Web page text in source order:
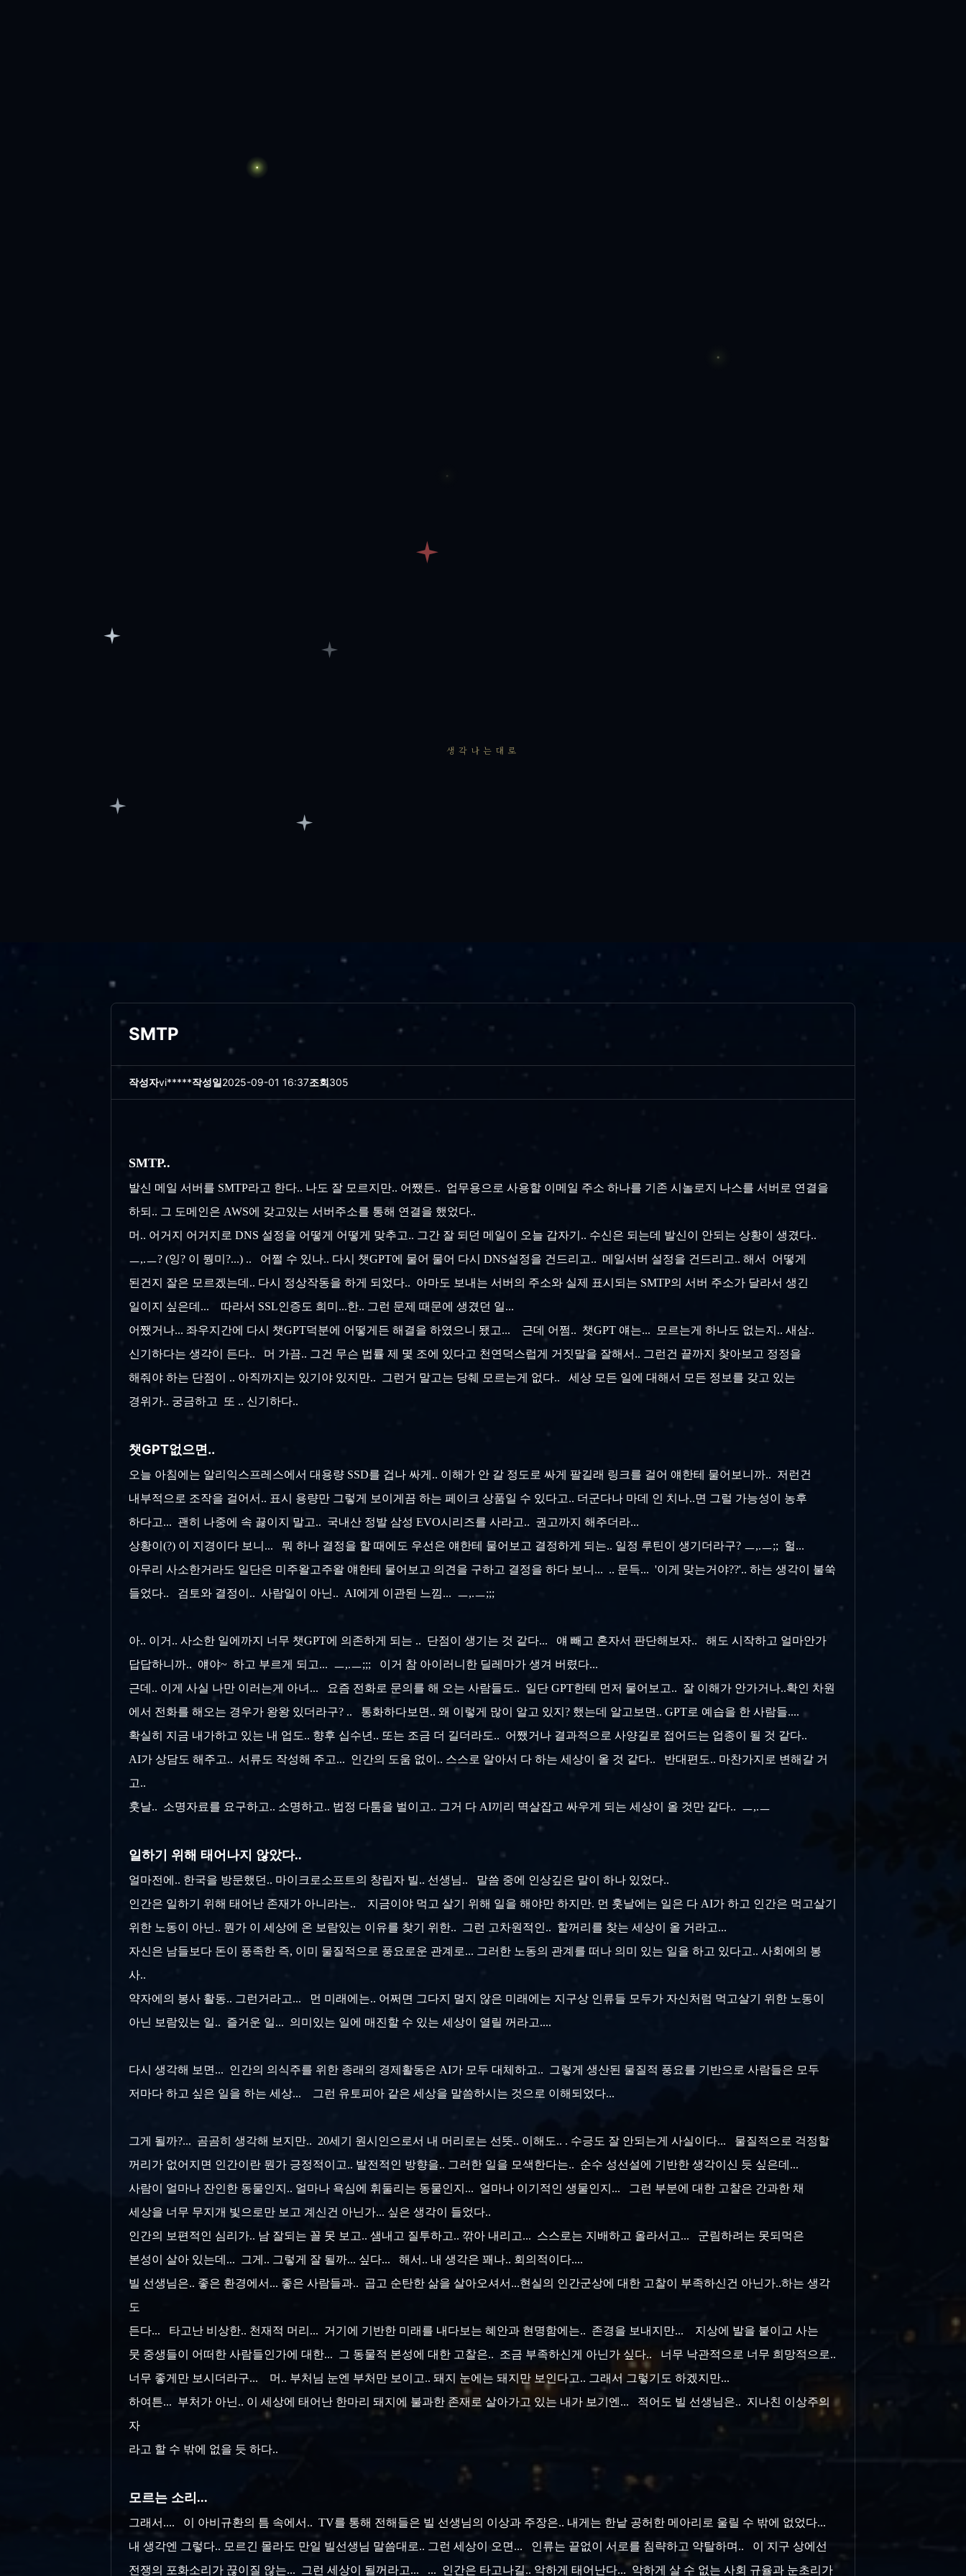
생각나는대로
SMTP
작성자vi*****작성일2025-09-01 16:37조회305
SMTP..
발신 메일 서버를 SMTP라고 한다.. 나도 잘 모르지만.. 어쨌든.. 업무용으로 사용할 이메일 주소 하나를 기존 시놀로지 나스를 서버로 연결을
하되.. 그 도메인은 AWS에 갖고있는 서버주소를 통해 연결을 했었다..
머.. 어거지 어거지로 DNS 설정을 어떻게 어떻게 맞추고.. 그간 잘 되던 메일이 오늘 갑자기.. 수신은 되는데 발신이 안되는 상황이 생겼다..
ㅡ,.ㅡ? (잉? 이 뭥미?...) .. 어쩔 수 있나.. 다시 챗GPT에 물어 물어 다시 DNS설정을 건드리고.. 메일서버 설정을 건드리고.. 해서 어떻게
된건지 잘은 모르겠는데.. 다시 정상작동을 하게 되었다.. 아마도 보내는 서버의 주소와 실제 표시되는 SMTP의 서버 주소가 달라서 생긴
일이지 싶은데... 따라서 SSL인증도 희미...한.. 그런 문제 때문에 생겼던 일...
어쨌거나... 좌우지간에 다시 챗GPT덕분에 어떻게든 해결을 하였으니 됐고... 근데 어쩜.. 챗GPT 얘는... 모르는게 하나도 없는지.. 새삼..
신기하다는 생각이 든다.. 머 가끔.. 그건 무슨 법률 제 몇 조에 있다고 천연덕스럽게 거짓말을 잘해서.. 그런건 끝까지 찾아보고 정정을
해줘야 하는 단점이 .. 아직까지는 있기야 있지만.. 그런거 말고는 당췌 모르는게 없다.. 세상 모든 일에 대해서 모든 정보를 갖고 있는
경위가.. 궁금하고 또 .. 신기하다..
챗GPT없으면..
오늘 아침에는 알리익스프레스에서 대용량 SSD를 겁나 싸게.. 이해가 안 갈 정도로 싸게 팔길래 링크를 걸어 얘한테 물어보니까.. 저런건
내부적으로 조작을 걸어서.. 표시 용량만 그렇게 보이게끔 하는 페이크 상품일 수 있다고.. 더군다나 마데 인 치나..면 그럴 가능성이 농후
하다고... 괜히 나중에 속 끓이지 말고.. 국내산 정발 삼성 EVO시리즈를 사라고.. 권고까지 해주더라...
상황이(?) 이 지경이다 보니... 뭐 하나 결정을 할 때에도 우선은 얘한테 물어보고 결정하게 되는.. 일정 루틴이 생기더라구? ㅡ,.ㅡ;; 헐...
아무리 사소한거라도 일단은 미주왈고주왈 얘한테 물어보고 의견을 구하고 결정을 하다 보니... .. 문득... '이게 맞는거야??'.. 하는 생각이 불쑥
들었다.. 검토와 결정이.. 사람일이 아닌.. AI에게 이관된 느낌... ㅡ,.ㅡ;;;
아.. 이거.. 사소한 일에까지 너무 챗GPT에 의존하게 되는 .. 단점이 생기는 것 같다... 얘 빼고 혼자서 판단해보자.. 해도 시작하고 얼마안가
답답하니까.. 얘야~ 하고 부르게 되고... ㅡ,.ㅡ;;; 이거 참 아이러니한 딜레마가 생겨 버렸다...
근데.. 이게 사실 나만 이러는게 아녀... 요즘 전화로 문의를 해 오는 사람들도.. 일단 GPT한테 먼저 물어보고.. 잘 이해가 안가거나..확인 차원
에서 전화를 해오는 경우가 왕왕 있더라구? .. 통화하다보면.. 왜 이렇게 많이 알고 있지? 했는데 알고보면.. GPT로 예습을 한 사람들....
확실히 지금 내가하고 있는 내 업도.. 향후 십수년.. 또는 조금 더 길더라도.. 어쨌거나 결과적으로 사양길로 접어드는 업종이 될 것 같다..
AI가 상담도 해주고.. 서류도 작성해 주고... 인간의 도움 없이.. 스스로 알아서 다 하는 세상이 올 것 같다.. 반대편도.. 마찬가지로 변해갈 거
고..
훗날.. 소명자료를 요구하고.. 소명하고.. 법정 다툼을 벌이고.. 그거 다 AI끼리 멱살잡고 싸우게 되는 세상이 올 것만 같다.. ㅡ,.ㅡ
일하기 위해 태어나지 않았다..
얼마전에.. 한국을 방문했던.. 마이크로소프트의 창립자 빌.. 선생님.. 말씀 중에 인상깊은 말이 하나 있었다..
인간은 일하기 위해 태어난 존재가 아니라는.. 지금이야 먹고 살기 위해 일을 해야만 하지만. 먼 훗날에는 일은 다 AI가 하고 인간은 먹고살기
위한 노동이 아닌.. 뭔가 이 세상에 온 보람있는 이유를 찾기 위한.. 그런 고차원적인.. 할꺼리를 찾는 세상이 올 거라고...
자신은 남들보다 돈이 풍족한 즉, 이미 물질적으로 풍요로운 관계로... 그러한 노동의 관계를 떠나 의미 있는 일을 하고 있다고.. 사회에의 봉
사..
약자에의 봉사 활동.. 그런거라고... 먼 미래에는.. 어쩌면 그다지 멀지 않은 미래에는 지구상 인류들 모두가 자신처럼 먹고살기 위한 노동이
아닌 보람있는 일.. 즐거운 일... 의미있는 일에 매진할 수 있는 세상이 열릴 꺼라고....
다시 생각해 보면... 인간의 의식주를 위한 종래의 경제활동은 AI가 모두 대체하고.. 그렇게 생산된 물질적 풍요를 기반으로 사람들은 모두
저마다 하고 싶은 일을 하는 세상... 그런 유토피아 같은 세상을 말씀하시는 것으로 이해되었다...
그게 될까?... 곰곰히 생각해 보지만.. 20세기 원시인으로서 내 머리로는 선뜻.. 이해도.. . 수긍도 잘 안되는게 사실이다... 물질적으로 걱정할
꺼리가 없어지면 인간이란 뭔가 긍정적이고.. 발전적인 방향을.. 그러한 일을 모색한다는.. 순수 성선설에 기반한 생각이신 듯 싶은데...
사람이 얼마나 잔인한 동물인지.. 얼마나 욕심에 휘둘리는 동물인지... 얼마나 이기적인 생물인지... 그런 부분에 대한 고찰은 간과한 채
세상을 너무 무지개 빛으로만 보고 계신건 아닌가... 싶은 생각이 들었다..
인간의 보편적인 심리가.. 남 잘되는 꼴 못 보고.. 샘내고 질투하고.. 깎아 내리고... 스스로는 지배하고 올라서고... 군림하려는 못되먹은
본성이 살아 있는데... 그게.. 그렇게 잘 될까... 싶다... 해서.. 내 생각은 꽤나.. 회의적이다....
빌 선생님은.. 좋은 환경에서... 좋은 사람들과.. 곱고 순탄한 삶을 살아오셔서...현실의 인간군상에 대한 고찰이 부족하신건 아닌가..하는 생각
도
든다... 타고난 비상한.. 천재적 머리... 거기에 기반한 미래를 내다보는 혜안과 현명함에는.. 존경을 보내지만... 지상에 발을 붙이고 사는
뭇 중생들이 어떠한 사람들인가에 대한... 그 동물적 본성에 대한 고찰은.. 조금 부족하신게 아닌가 싶다.. 너무 낙관적으로 너무 희망적으로..
너무 좋게만 보시더라구... 머.. 부처님 눈엔 부처만 보이고.. 돼지 눈에는 돼지만 보인다고.. 그래서 그렇기도 하겠지만...
하여튼... 부처가 아닌.. 이 세상에 태어난 한마리 돼지에 불과한 존재로 살아가고 있는 내가 보기엔... 적어도 빌 선생님은.. 지나친 이상주의
자
라고 할 수 밖에 없을 듯 하다..
모르는 소리...
그래서.... 이 아비규환의 틈 속에서.. TV를 통해 전해들은 빌 선생님의 이상과 주장은.. 내게는 한낱 공허한 메아리로 울릴 수 밖에 없었다...
내 생각엔 그렇다.. 모르긴 몰라도 만일 빌선생님 말씀대로.. 그런 세상이 오면... 인류는 끝없이 서로를 침략하고 약탈하며.. 이 지구 상에선
전쟁의 포화소리가 끊이질 않는... 그런 세상이 될꺼라고... ... 인간은 타고나길.. 악하게 태어난다... 악하게 살 수 없는 사회 규율과 눈초리가